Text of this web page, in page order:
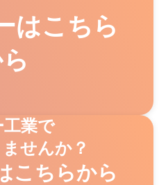
はこちら
業で
せんか？
こちらから